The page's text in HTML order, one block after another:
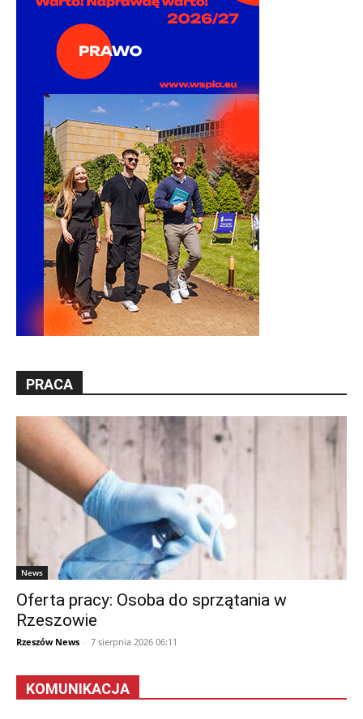
PRACA
News
Oferta pracy: Osoba do sprzątania w
Rzeszowie
Rzeszów News - 7 sierpnia 2026 06:11
KOMUNIKACJA